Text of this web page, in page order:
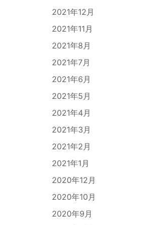
2021年12月
2021年11月
2021年8月
2021年7月
2021年6月
2021年5月
2021年4月
2021年3月
2021年2月
2021年1月
2020年12月
2020年10月
2020年9月